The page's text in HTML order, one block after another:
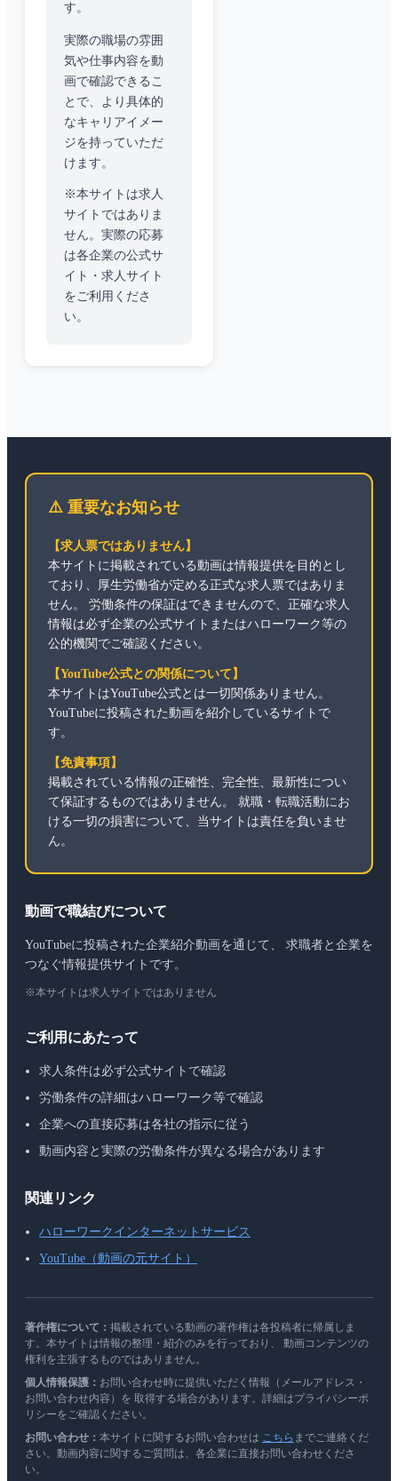
す。
実際の職場の雰囲
気や仕事内容を動
画で確認できるこ
とで、より具体的
なキャリアイメー
ジを持っていただ
けます。
※本サイトは求人
サイトではありま
せん。実際の応募
は各企業の公式サ
イト・求人サイト
をご利用くださ
い。
⚠️ 重要なお知らせ
【求人票ではありません】
本サイトに掲載されている動画は情報提供を目的とし
ており、厚生労働省が定める正式な求人票ではありま
せん。 労働条件の保証はできませんので、正確な求人
情報は必ず企業の公式サイトまたはハローワーク等の
公的機関でご確認ください。
【YouTube公式との関係について】
本サイトはYouTube公式とは一切関係ありません。
YouTubeに投稿された動画を紹介しているサイトで
す。
【免責事項】
掲載されている情報の正確性、完全性、最新性につい
て保証するものではありません。 就職・転職活動にお
ける一切の損害について、当サイトは責任を負いませ
ん。
動画で職結びについて
YouTubeに投稿された企業紹介動画を通じて、 求職者と企業を
つなぐ情報提供サイトです。
※本サイトは求人サイトではありません
ご利用にあたって
求人条件は必ず公式サイトで確認
労働条件の詳細はハローワーク等で確認
企業への直接応募は各社の指示に従う
動画内容と実際の労働条件が異なる場合があります
関連リンク
ハローワークインターネットサービス
YouTube（動画の元サイト）
著作権について： 掲載されている動画の著作権は各投稿者に帰属しま
す。本サイトは情報の整理・紹介のみを行っており、 動画コンテンツの
権利を主張するものではありません。
個人情報保護： お問い合わせ時に提供いただく情報（メールアドレス・
お問い合わせ内容）を 取得する場合があります。詳細はプライバシーポ
リシーをご確認ください。
お問い合わせ： 本サイトに関するお問い合わせは こちら までご連絡くだ
さい。動画内容に関するご質問は、各企業に直接お問い合わせくださ
い。